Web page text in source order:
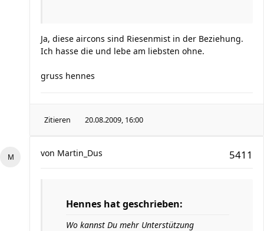
Ja, diese aircons sind Riesenmist in der Beziehung.
Ich hasse die und lebe am liebsten ohne.
gruss hennes
Zitieren 20.08.2009, 16:00
5411
von Martin_Dus
Hennes hat geschrieben:
Wo kannst Du mehr Unterstützung